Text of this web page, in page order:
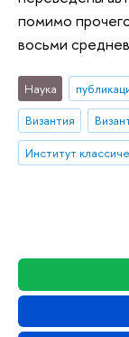
помимо
восьми
Наука
Византия